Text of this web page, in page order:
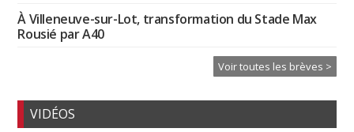
À Villeneuve-sur-Lot, transformation du Stade Max
Rousié par A40
Voir toutes les brèves >
VIDÉOS